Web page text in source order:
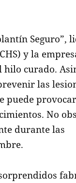
Seguro”,
y la
hilo curado.
las
puede
No
durante las